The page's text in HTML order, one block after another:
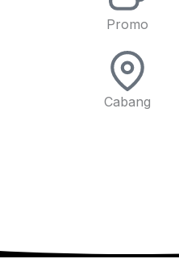
Promo
Cabang